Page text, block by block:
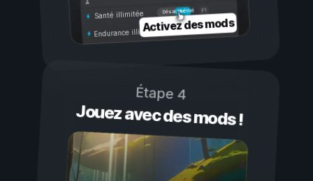
Activé
Désactivé
Santé illimitée
Endurance illimitéeActivez des mods
Étape 4
Jouez avec des mods !